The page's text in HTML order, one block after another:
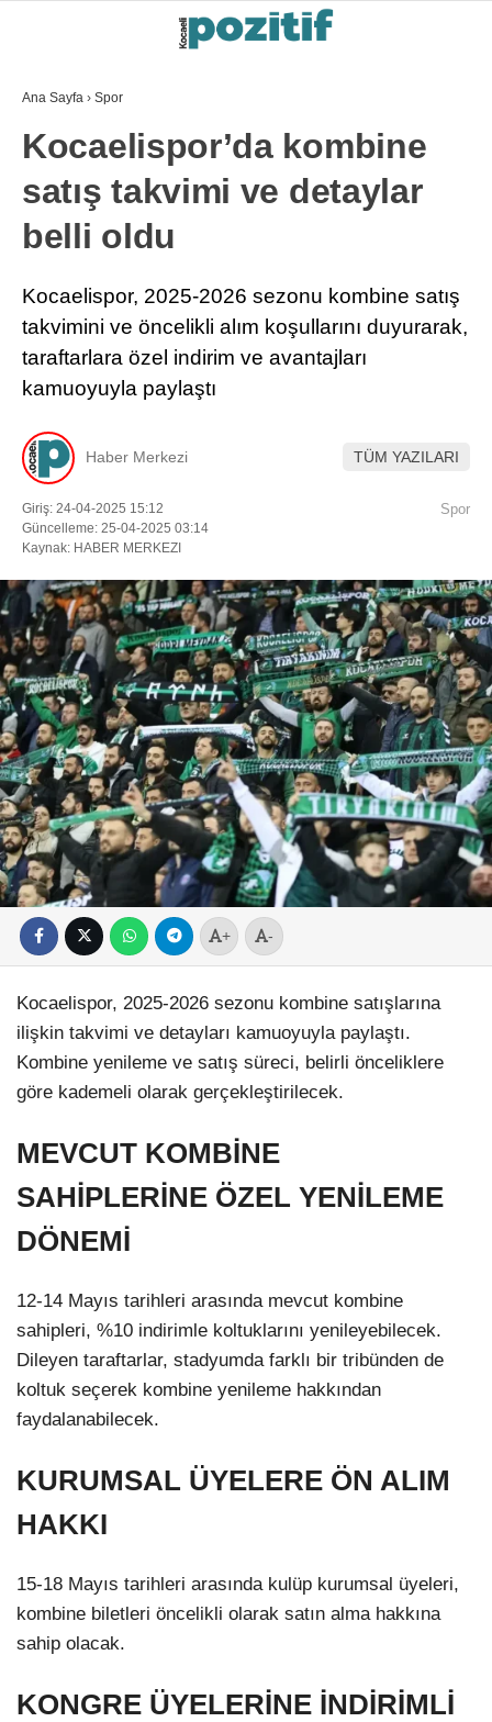
Ana Sayfa › Spor
Kocaelispor’da kombine
satış takvimi ve detaylar
belli oldu
Kocaelispor, 2025-2026 sezonu kombine satış
takvimini ve öncelikli alım koşullarını duyurarak,
taraftarlara özel indirim ve avantajları
kamuoyuyla paylaştı
Haber Merkezi TÜM YAZILARI
Giriş: 24-04-2025 15:12
Güncelleme: 25-04-2025 03:14
Kaynak: HABER MERKEZI
Spor
+ -
Kocaelispor, 2025-2026 sezonu kombine satışlarına
ilişkin takvimi ve detayları kamuoyuyla paylaştı.
Kombine yenileme ve satış süreci, belirli önceliklere
göre kademeli olarak gerçekleştirilecek.
MEVCUT KOMBİNE
SAHİPLERİNE ÖZEL YENİLEME
DÖNEMİ
12-14 Mayıs tarihleri arasında mevcut kombine
sahipleri, %10 indirimle koltuklarını yenileyebilecek.
Dileyen taraftarlar, stadyumda farklı bir tribünden de
koltuk seçerek kombine yenileme hakkından
faydalanabilecek.
KURUMSAL ÜYELERE ÖN ALIM
HAKKI
15-18 Mayıs tarihleri arasında kulüp kurumsal üyeleri,
kombine biletleri öncelikli olarak satın alma hakkına
sahip olacak.
KONGRE ÜYELERİNE İNDİRİMLİ